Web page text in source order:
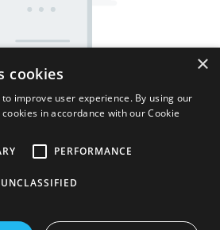
Thincen Technology Co., Ltd. -
×
cookies
improve user experience. By using our
in accordance with our Cookie
PERFORMANCE
UNCLASSIFIED